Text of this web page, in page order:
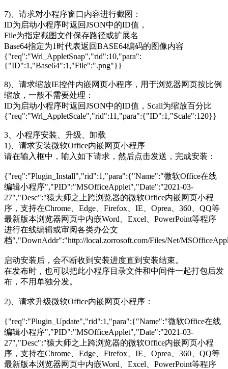
7)、请求对小程序窗口内容进行截图：
ID为启动小程序时返回JSON中的ID值，
File为指定截图文件保存路径或扩展名
Base64指定为1时代表返回BASE64编码的图像内容
{"req":"Wrl_AppletSnap","rid":10,"para":
{"ID":1,"Base64":1,"File":".png"}}
8)、请求缩放IE控件内嵌网页小程序，用于浏览器网页按比例
缩放，一般不需要处理：
ID为启动小程序时返回JSON中的ID值，Scall为缩放百分比
{"req":"Wrl_AppletScale","rid":11,"para":{"ID":1,"Scale":120}}
3、小程序安装、升级、卸载
1)、请求安装微软Office内嵌网页小程序
请在输入框中，输入如下请求，然后点击发送，完成安装：
{"req":"Plugin_Install","rid":1,"para":{"Name":"微软Office在线
编辑小程序","PID":"MSOfficeApplet","Date":"2021-03-
27","Desc":"猿大师之上跨浏览器的微软Office内嵌网页小程
序，支持在Chrome、Edge、Firefox、IE、Oprea、360、QQ等
最新版本浏览器网页中内嵌Word、Excel、PowerPoint等程序
进行在线编辑或审阅各类办公文
档","DownAddr":"http://local.zorrosoft.com/Files/Net/
启动安装后，会不断收到安装进度直到安装结束。
在发布时，也可以把此小程序目录文件和中间件一起打包后发
布，不用单独分发。
2)、请求升级微软Office内嵌网页小程序：
{"req":"Plugin_Update","rid":1,"para":{"Name":"微软Office在线
编辑小程序","PID":"MSOfficeApplet","Date":"2021-03-
27","Desc":"猿大师之上跨浏览器的微软Office内嵌网页小程
序，支持在Chrome、Edge、Firefox、IE、Oprea、360、QQ等
最新版本浏览器网页中内嵌Word、Excel、PowerPoint等程序